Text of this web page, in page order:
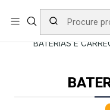
PORTES
Início
BATERIAS E